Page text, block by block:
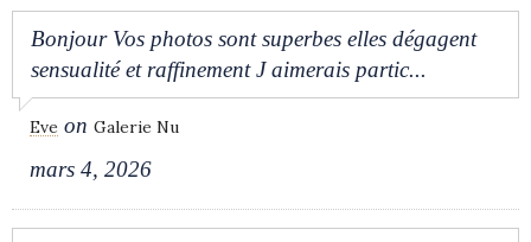
Bonjour Vos photos sont superbes elles dégagent
sensualité et raffinement J aimerais partic...
Eve on Galerie Nu
mars 4, 2026